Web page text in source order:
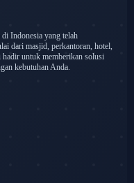
Indonesia yang telah
dari masjid, perkantoran, hotel,
untuk memberikan solusi
kebutuhan Anda.